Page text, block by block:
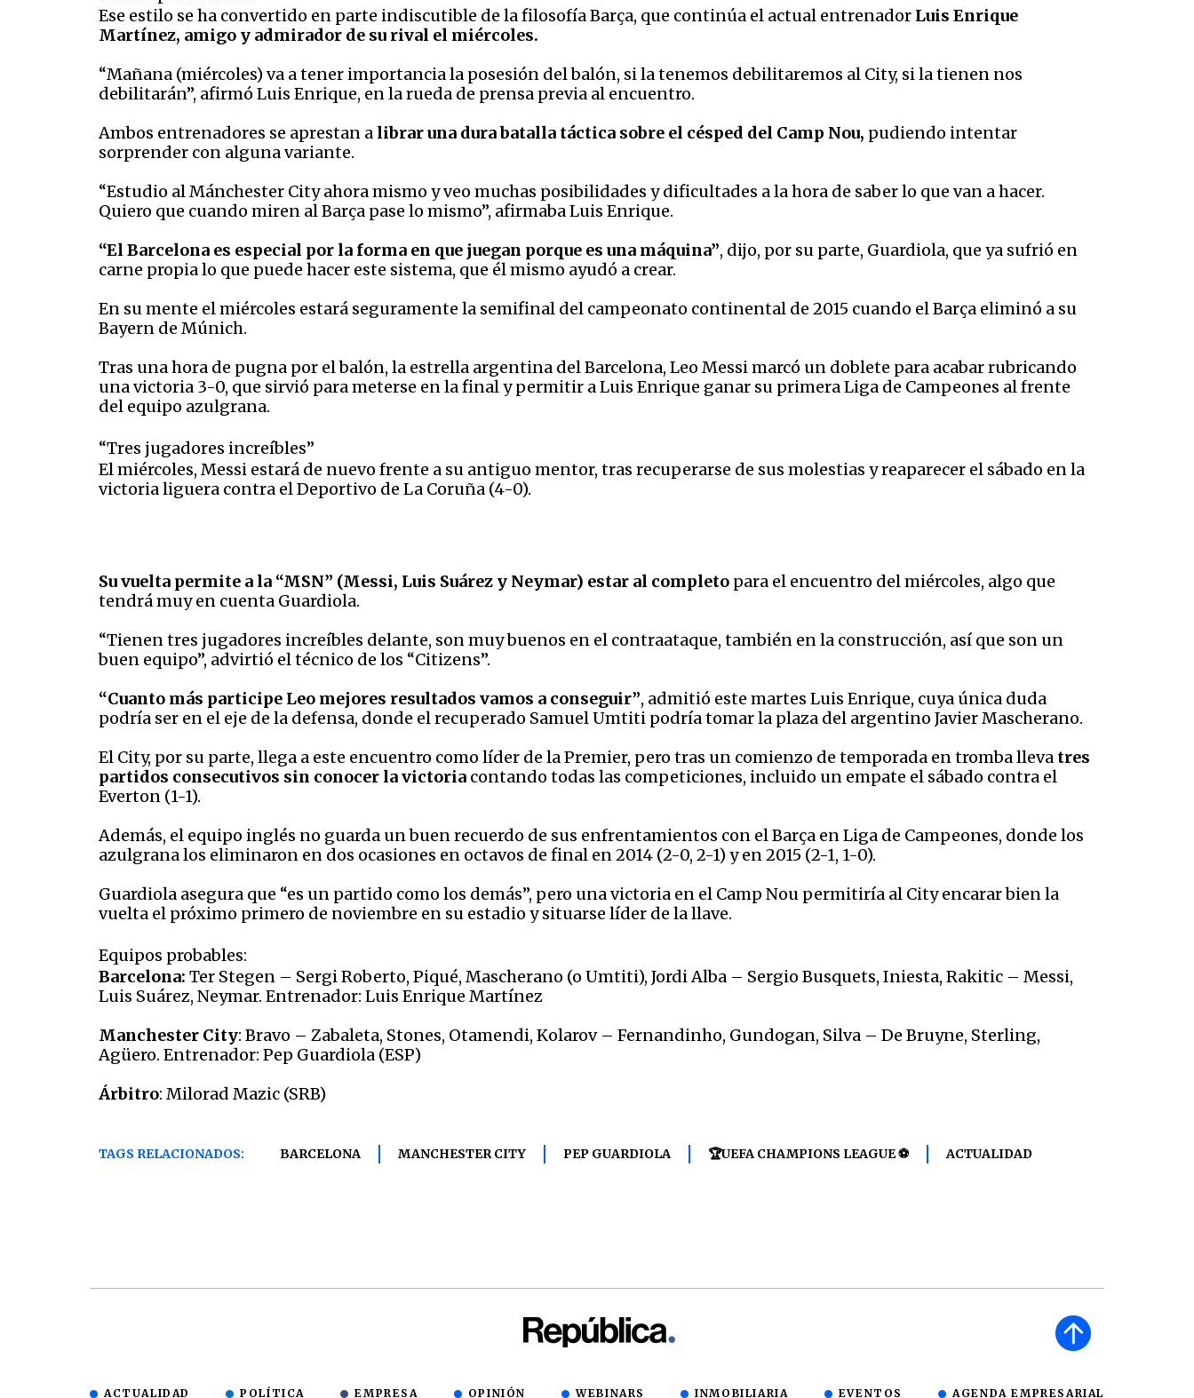
Ese estilo se ha convertido en parte indiscutible de la filosofía Barça, que continúa el actual entrenador Luis Enrique
Martínez, amigo y admirador de su rival el miércoles.
“Mañana (miércoles) va a tener importancia la posesión del balón, si la tenemos debilitaremos al City, si la tienen nos
debilitarán”, afirmó Luis Enrique, en la rueda de prensa previa al encuentro.
Ambos entrenadores se aprestan a librar una dura batalla táctica sobre el césped del Camp Nou, pudiendo intentar
sorprender con alguna variante.
“Estudio al Mánchester City ahora mismo y veo muchas posibilidades y dificultades a la hora de saber lo que van a hacer.
Quiero que cuando miren al Barça pase lo mismo”, afirmaba Luis Enrique.
“El Barcelona es especial por la forma en que juegan porque es una máquina”, dijo, por su parte, Guardiola, que ya sufrió en
carne propia lo que puede hacer este sistema, que él mismo ayudó a crear.
En su mente el miércoles estará seguramente la semifinal del campeonato continental de 2015 cuando el Barça eliminó a su
Bayern de Múnich.
Tras una hora de pugna por el balón, la estrella argentina del Barcelona, Leo Messi marcó un doblete para acabar rubricando
una victoria 3-0, que sirvió para meterse en la final y permitir a Luis Enrique ganar su primera Liga de Campeones al frente
del equipo azulgrana.
“Tres jugadores increíbles”
El miércoles, Messi estará de nuevo frente a su antiguo mentor, tras recuperarse de sus molestias y reaparecer el sábado en la
victoria liguera contra el Deportivo de La Coruña (4-0).
Su vuelta permite a la “MSN” (Messi, Luis Suárez y Neymar) estar al completo para el encuentro del miércoles, algo que
tendrá muy en cuenta Guardiola.
“Tienen tres jugadores increíbles delante, son muy buenos en el contraataque, también en la construcción, así que son un
buen equipo”, advirtió el técnico de los “Citizens”.
“Cuanto más participe Leo mejores resultados vamos a conseguir”, admitió este martes Luis Enrique, cuya única duda
podría ser en el eje de la defensa, donde el recuperado Samuel Umtiti podría tomar la plaza del argentino Javier Mascherano.
El City, por su parte, llega a este encuentro como líder de la Premier, pero tras un comienzo de temporada en tromba lleva tres
partidos consecutivos sin conocer la victoria contando todas las competiciones, incluido un empate el sábado contra el
Everton (1-1).
Además, el equipo inglés no guarda un buen recuerdo de sus enfrentamientos con el Barça en Liga de Campeones, donde los
azulgrana los eliminaron en dos ocasiones en octavos de final en 2014 (2-0, 2-1) y en 2015 (2-1, 1-0).
Guardiola asegura que “es un partido como los demás”, pero una victoria en el Camp Nou permitiría al City encarar bien la
vuelta el próximo primero de noviembre en su estadio y situarse líder de la llave.
Equipos probables:
Barcelona: Ter Stegen – Sergi Roberto, Piqué, Mascherano (o Umtiti), Jordi Alba – Sergio Busquets, Iniesta, Rakitic – Messi,
Luis Suárez, Neymar. Entrenador: Luis Enrique Martínez
Manchester City: Bravo – Zabaleta, Stones, Otamendi, Kolarov – Fernandinho, Gundogan, Silva – De Bruyne, Sterling,
Agüero. Entrenador: Pep Guardiola (ESP)
Árbitro: Milorad Mazic (SRB)
TAGS RELACIONADOS: BARCELONA MANCHESTER CITY PEP GUARDIOLA 🏆UEFA CHAMPIONS LEAGUE ⚽ ACTUALIDAD
ACTUALIDAD POLÍTICA EMPRESA OPINIÓN WEBINARS INMOBILIARIA EVENTOS AGENDA EMPRESARIAL